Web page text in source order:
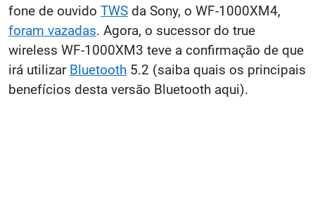
fone de ouvido TWS da Sony, o WF-1000XM4,
foram vazadas. Agora, o sucessor do true
wireless WF-1000XM3 teve a confirmação de que
irá utilizar Bluetooth 5.2 (saiba quais os principais
benefícios desta versão Bluetooth aqui).